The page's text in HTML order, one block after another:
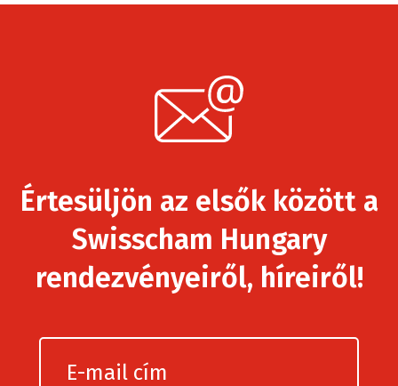
Értesüljön az elsők között a
Swisscham Hungary
rendezvényeiről, híreiről!